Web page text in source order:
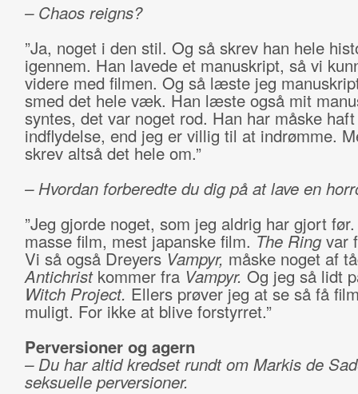
– Chaos reigns?
”Ja, noget i den stil. Og så skrev han hele
igennem. Han lavede et manuskript, så vi
videre med filmen. Og så læste jeg
smed det hele væk. Han læste også mit
syntes, det var noget rod. Han har måske
indflydelse, end jeg er villig til at indrømme.
skrev altså det hele om.”
– Hvordan forberedte du dig på at lave en
”Jeg gjorde noget, som jeg aldrig har gjort
masse film, mest japanske film.The Ringvar
Vi så også DreyersVampyr, måske noget af
Antichristkommer fraVampyr. Og jeg så lidt
Witch Project. Ellers prøver jeg at se så få
muligt. For ikke at blive forstyrret.”
Perversioner og agern
– Du har altid kredset rundt om Markis de
seksuelle perversioner.